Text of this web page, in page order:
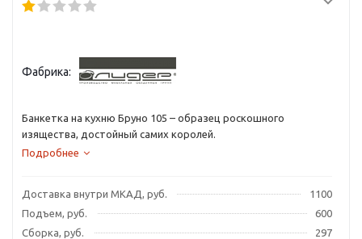
Фабрика:
Банкетка на кухню Бруно 105 – образец роскошного
изящества, достойный самих королей.
Подробнее
Доставка внутри МКАД, руб.
1100
Подъем, руб.
600
Сборка, руб.
297